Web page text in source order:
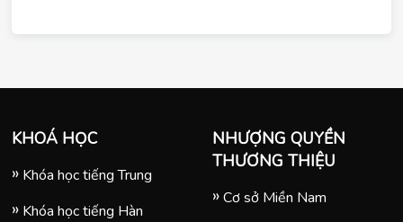
KHOÁ HỌC
Khóa học tiếng Trung
Khóa học tiếng Hàn
NHƯỢNG QUYỀN
THƯƠNG THIỆU
Cơ sở Miền Nam